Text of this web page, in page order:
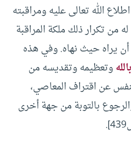
الله تعالى عليه ومراقبته
من تكرار ذلك ملكة المراقبة
أن يراه حيث نهاه. وفي هذه
وتعظيمه وتقديسه من
عن اقتراف المعاصي،
بالتوبة من جهة أخرى